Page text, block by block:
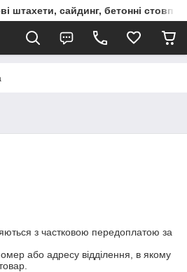
штахети, сайдинг, бетонні
з частковою передоплатою за
або адресу відділення, в якому